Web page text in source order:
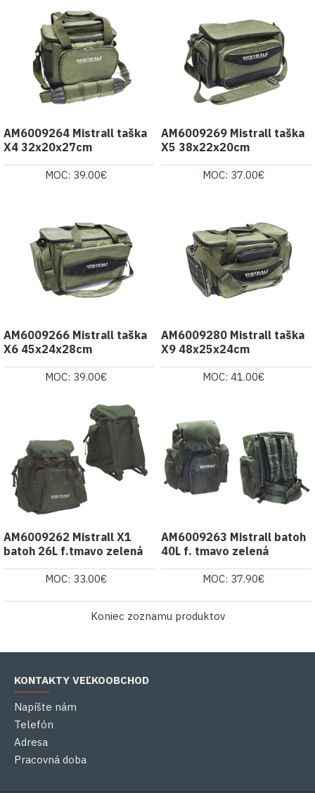
AM6009264 Mistrall taška
X4 32x20x27cm
MOC: 39.00€
AM6009269 Mistrall taška
X5 38x22x20cm
MOC: 37.00€
AM6009266 Mistrall taška
X6 45x24x28cm
MOC: 39.00€
AM6009280 Mistrall taška
X9 48x25x24cm
MOC: 41.00€
AM6009262 Mistrall X1
batoh 26L f.tmavo zelená
MOC: 33.00€
AM6009263 Mistrall batoh
40L f. tmavo zelená
MOC: 37.90€
Koniec zoznamu produktov
KONTAKTY VEĽKOOBCHOD
Napíšte nám
Telefón
Adresa
Pracovná doba